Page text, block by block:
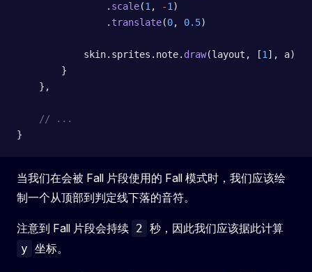
                .
scale(1 , -1 )
                .
translate(0, 0.5)
            skin.sprites.note.
draw(layout, [1 ], a)
        }
    },
    // ...
}
当我们在会被 Fall 片段使用的 Fall 模式时，我们应该绘
制一个从顶部到判定线下落的音符。
注意到 Fall 片段会持续 2 秒，因此我们应该据此计算
y 坐标。